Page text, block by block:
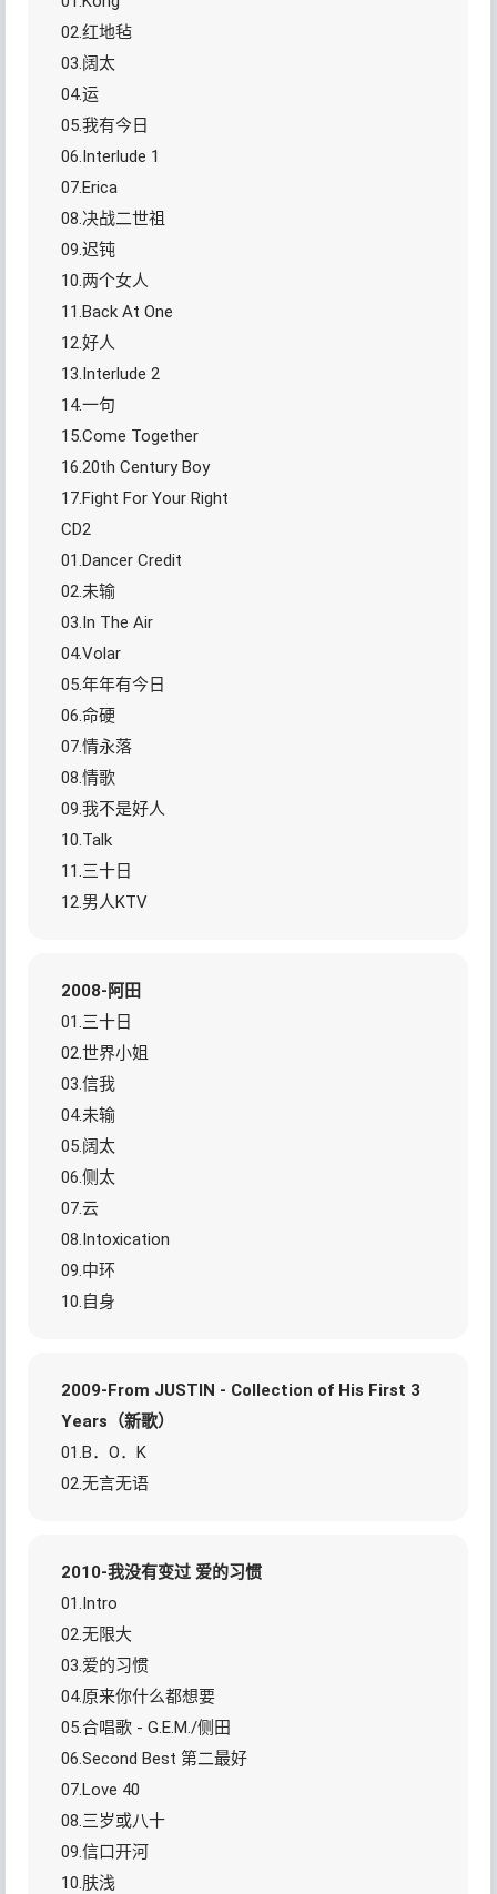
02.红地毡
03.阔太
04.运
05.我有今日
06.Interlude 1
07.Erica
08.决战二世祖
09.迟钝
10.两个女人
11.Back At One
12.好人
13.Interlude 2
14.一句
15.Come Together
16.20th Century Boy
17.Fight For Your Right
CD2
01.Dancer Credit
02.未输
03.In The Air
04.Volar
05.年年有今日
06.命硬
07.情永落
08.情歌
09.我不是好人
10.Talk
11.三十日
12.男人KTV
2008-阿田
01.三十日
02.世界小姐
03.信我
04.未输
05.阔太
06.侧太
07.云
08.Intoxication
09.中环
10.自身
2009-From JUSTIN - Collection of His First 3
Years（新歌）
01.B．O．K
02.无言无语
2010-我没有变过 爱的习惯
01.Intro
02.无限大
03.爱的习惯
04.原来你什么都想要
05.合唱歌 - G.E.M./侧田
06.Second Best 第二最好
07.Love 40
08.三岁或八十
09.信口开河
10.肤浅